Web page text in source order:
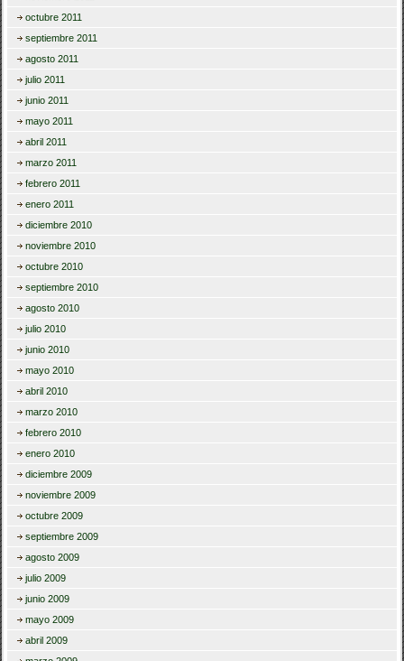
octubre 2011
septiembre 2011
agosto 2011
julio 2011
junio 2011
mayo 2011
abril 2011
marzo 2011
febrero 2011
enero 2011
diciembre 2010
noviembre 2010
octubre 2010
septiembre 2010
agosto 2010
julio 2010
junio 2010
mayo 2010
abril 2010
marzo 2010
febrero 2010
enero 2010
diciembre 2009
noviembre 2009
octubre 2009
septiembre 2009
agosto 2009
julio 2009
junio 2009
mayo 2009
abril 2009